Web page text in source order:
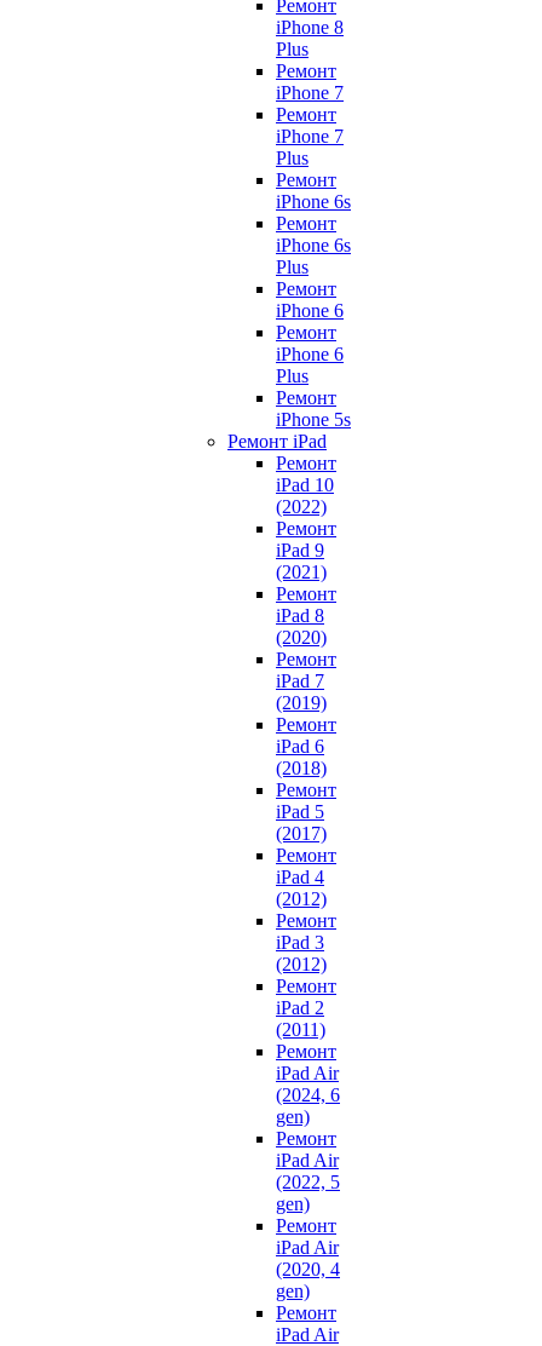
Ремонт
iPhone 8
Plus
Ремонт
iPhone 7
Ремонт
iPhone 7
Plus
Ремонт
iPhone 6s
Ремонт
iPhone 6s
Plus
Ремонт
iPhone 6
Ремонт
iPhone 6
Plus
Ремонт
iPhone 5s
Ремонт iPad
Ремонт
iPad 10
(2022)
Ремонт
iPad 9
(2021)
Ремонт
iPad 8
(2020)
Ремонт
iPad 7
(2019)
Ремонт
iPad 6
(2018)
Ремонт
iPad 5
(2017)
Ремонт
iPad 4
(2012)
Ремонт
iPad 3
(2012)
Ремонт
iPad 2
(2011)
Ремонт
iPad Air
(2024, 6
gen)
Ремонт
iPad Air
(2022, 5
gen)
Ремонт
iPad Air
(2020, 4
gen)
Ремонт
iPad Air